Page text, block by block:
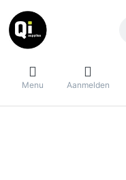
Menu Aanmelden